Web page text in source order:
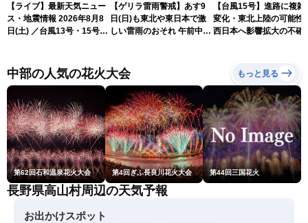
【ライブ】最新天気ニュー
ス・地震情報 2026年8月8
日(土) ／台風13号・15号
ーニュースLiVEムーン・戸
北美月／芳野達郎〉
【ゲリラ雷雨警戒】あす9
日(日)も東北や東日本で激
しい雷雨のおそれ 午前中か
【台風15号】進路に複雑
変化・東北上陸の可能性
西日本へ影響拡大の不確
中部の人気の花火大会 もっと見る
第62回石和温泉花火大会 第4回ぎふ長良川花火大会 第44回三国花火
長野県高山村周辺の天気予報
お出かけスポット